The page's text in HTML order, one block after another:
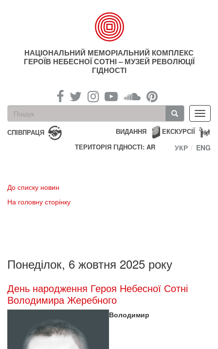
НАЦІОНАЛЬНИЙ МЕМОРІАЛЬНИЙ КОМПЛЕКС
ГЕРОЇВ НЕБЕСНОЇ СОТНІ – МУЗЕЙ РЕВОЛЮЦІЇ
ГІДНОСТІ
Пошукова
форма
Пошук
СПІВПРАЦЯ ЕКСКУРСІЇ
ВИДАННЯ
ТЕРИТОРІЯ ГІДНОСТІ: AR
УКР ENG
До списку новин
На головну сторінку
Понеділок, 6 жовтня 2025 року
День народження Героя Небесної Сотні
Володимира Жеребного
Володимир